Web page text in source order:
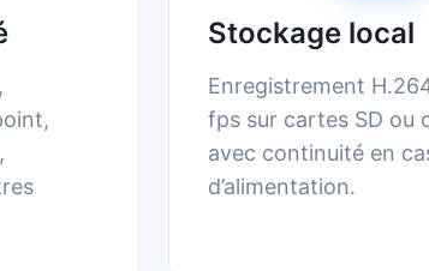
Stockage local
Enregistrement
fps sur cartes SD ou
avec continuité en
d’alimentation.